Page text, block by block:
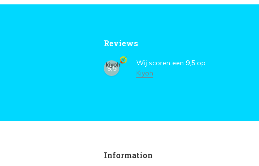
Reviews
9,5
Wij scoren een 9,5 op
Kiyoh
Information